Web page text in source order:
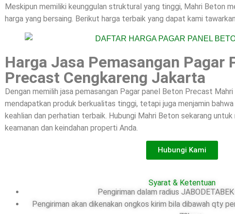
Meskipun memiliki keunggulan struktural yang tinggi, Mahri Beton
harga yang bersaing. Berikut harga terbaik yang dapat kami
Harga Jasa Pemasangan Pagar
Precast Cengkareng Jakarta
Dengan memilih jasa pemasangan Pagar panel Beton Precast
mendapatkan produk berkualitas tinggi, tetapi juga menjamin
keahlian dan perhatian terbaik. Hubungi Mahri Beton sekarang
keamanan dan keindahan properti Anda.
Hubungi Kami
Syarat & Ketentuan
Pengiriman dalam radius
Pengiriman akan dikenakan ongkos kirim bila dibawah qty